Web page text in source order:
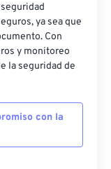
ya sea que
Con
y monitoreo
la seguridad de
con la